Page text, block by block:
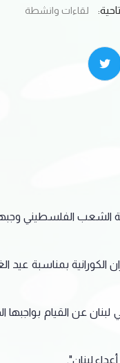
لقاءات وانشطة
الفلسطيني
الكورانية بمناسبة
عن القيام بواجبها
لبنان".